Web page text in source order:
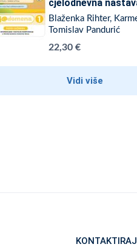
cjelodnevna
Blaženka Rihter,
Tomislav Pandurić
22,30 €
Vidi više